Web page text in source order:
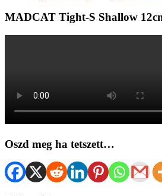
MADCAT Tight-S Shallow
Oszd meg ha tetszett…